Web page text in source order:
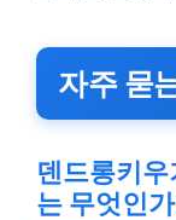
자주 묻
덴드롱키
는 무엇인